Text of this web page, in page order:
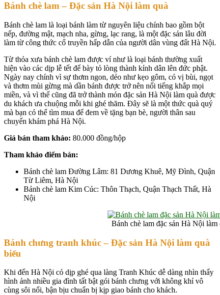
Bánh chè lam – Đặc sản Hà Nội làm quà
Bánh chè lam là loại bánh làm từ nguyên liệu chính bao gồm bột
nếp, đường mật, mạch nha, gừng, lạc rang, là một đặc sản lâu đời
làm từ công thức cổ truyền hấp dẫn của người dân vùng đất Hà Nội.
Từ thỏa xưa bánh chè lam được ví như là loại bánh thường xuất
hiện vào các dịp lễ tết để bày tỏ lòng thành kính dân lên đức phật.
Ngày nay chính vì sự thơm ngon, dẻo như kẹo gôm, có vị bùi, ngọt
và thơm mùi gừng mà dần bánh được trở nên nổi tiếng khắp mọi
miền, và vì thế cũng đã trở thành món đặc sản Hà Nội làm quà được
du khách ưa chuộng mỗi khi ghé thăm. Đây sẽ là một thức quà quý
mà bạn có thể tìm mua để đem về tặng bạn bè, người thân sau
chuyến khám phá Hà Nội.
Giá bán tham khảo: 80.000 đồng/hộp
Tham khảo điểm bán:
Bánh chè lam Đường Lâm: 81 Dương Khuê, Mỹ Đình, Quận
Từ Liêm, Hà Nội
Bánh chè lam Kim Cúc: Thôn Thạch, Quận Thạch Thất, Hà
Nội
Bánh chè lam đặc sản Hà Nội làm
Bánh chưng tranh khúc – Đặc sản Hà Nội làm quà
biếu
Khi đến Hà Nội có dịp ghé qua làng Tranh Khúc dễ dàng nhìn thấy
hình ảnh nhiều gia đình tất bật gói bánh chưng với không khí vô
cùng sôi nổi, bận bịu chuẩn bị kịp giao bánh cho khách.